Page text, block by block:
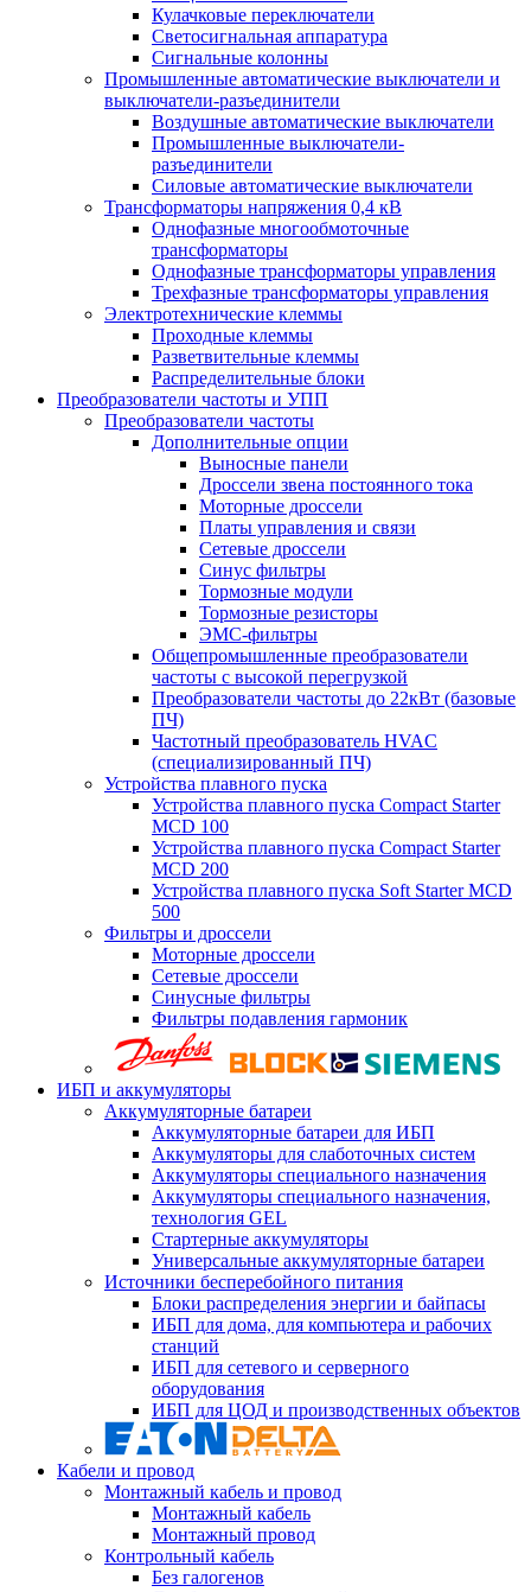
Кулачковые переключатели
Светосигнальная аппаратура
Сигнальные колонны
Промышленные автоматические выключатели и
выключатели-разъединители
Воздушные автоматические выключатели
Промышленные выключатели-
разъединители
Силовые автоматические выключатели
Трансформаторы напряжения 0,4 кВ
Однофазные многообмоточные
трансформаторы
Однофазные трансформаторы управления
Трехфазные трансформаторы управления
Электротехнические клеммы
Проходные клеммы
Разветвительные клеммы
Распределительные блоки
Преобразователи частоты и УПП
Преобразователи частоты
Дополнительные опции
Выносные панели
Дроссели звена постоянного тока
Моторные дроссели
Платы управления и связи
Сетевые дроссели
Синус фильтры
Тормозные модули
Тормозные резисторы
ЭМС-фильтры
Общепромышленные преобразователи
частоты с высокой перегрузкой
Преобразователи частоты до 22кВт (базовые
ПЧ)
Частотный преобразователь HVAC
(специализированный ПЧ)
Устройства плавного пуска
Устройства плавного пуска Compact Starter
MCD 100
Устройства плавного пуска Compact Starter
MCD 200
Устройства плавного пуска Soft Starter MCD
500
Фильтры и дроссели
Моторные дроссели
Сетевые дроссели
Синусные фильтры
Фильтры подавления гармоник
ИБП и аккумуляторы
Аккумуляторные батареи
Аккумуляторные батареи для ИБП
Аккумуляторы для слаботочных систем
Аккумуляторы специального назначения
Аккумуляторы специального назначения,
технология GEL
Стартерные аккумуляторы
Универсальные аккумуляторные батареи
Источники бесперебойного питания
Блоки распределения энергии и байпасы
ИБП для дома, для компьютера и рабочих
станций
ИБП для сетевого и серверного
оборудования
ИБП для ЦОД и производственных объектов
Кабели и провод
Монтажный кабель и провод
Монтажный кабель
Монтажный провод
Контрольный кабель
Без галогенов